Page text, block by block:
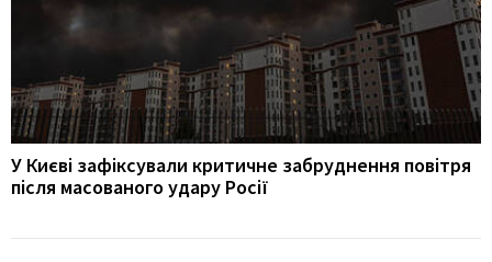
У Києві зафіксували критичне забруднення повітря
після масованого удару Росії